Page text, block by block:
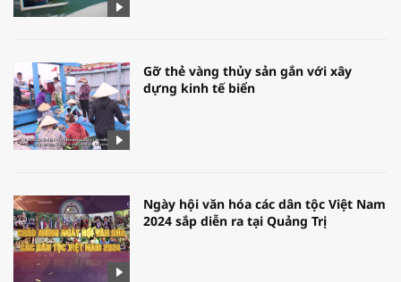
Gỡ thẻ vàng thủy sản gắn với xây
dựng kinh tế biển
Ngày hội văn hóa các dân tộc Việt Nam
2024 sắp diễn ra tại Quảng Trị